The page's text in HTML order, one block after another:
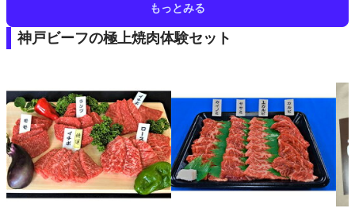
もっとみる
神戸ビーフの極上焼肉体験セット